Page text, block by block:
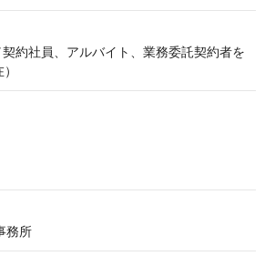
約社員、アルバイト、業務委託契約者を
務所